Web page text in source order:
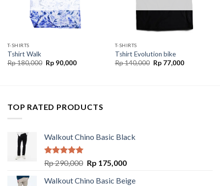
T-SHIRTS
Tshirt Walk
Rp180,000 Rp90,000
T-SHIRTS
Tshirt Evolution bike
Rp140,000 Rp77,000
TOP RATED PRODUCTS
Walkout Chino Basic Black
Rated5.00
out of 5
Rp290,000 Rp 175,000
Walkout Chino Basic Beige